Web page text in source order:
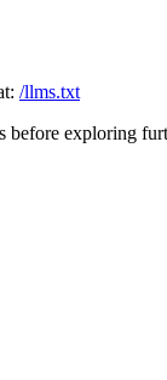
/llms.txt
before exploring